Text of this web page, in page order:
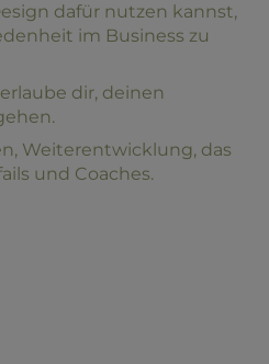
dafür nutzen kannst,
im Business zu
dir, deinen
Weiterentwicklung, das
und Coaches.